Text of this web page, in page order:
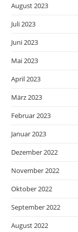
August 2023
Juli 2023
Juni 2023
Mai 2023
April 2023
März 2023
Februar 2023
Januar 2023
Dezember 2022
November 2022
Oktober 2022
September 2022
August 2022